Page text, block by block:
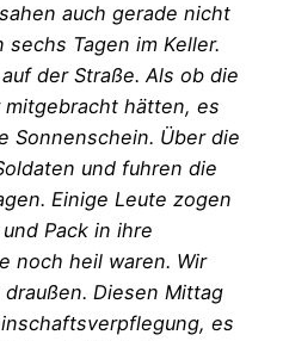
auch gerade nicht
Tagen im Keller.
der Straße. Als ob die
mitgebracht hätten, es
Sonnenschein. Über die
und fuhren die
Einige Leute zogen
Pack in ihre
noch heil waren. Wir
Diesen Mittag
es